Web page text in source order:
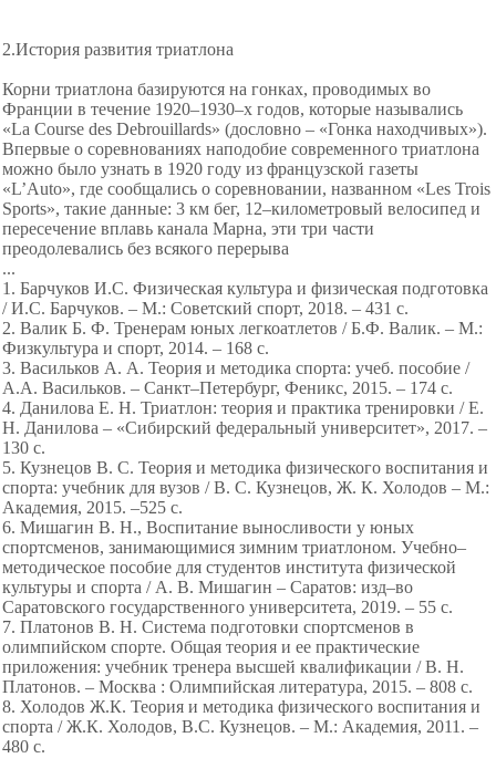
2.История развития триатлона
Корни триатлона базируются на гонках, проводимых во
Франции в течение 1920–1930–х годов, которые назывались
«La Course des Debrouillards» (дословно – «Гонка находчивых»).
Впервые о соревнованиях наподобие современного триатлона
можно было узнать в 1920 году из французской газеты
«L’Auto», где сообщались о соревновании, названном «Les Trois
Sports», такие данные: 3 км бег, 12–километровый велосипед и
пересечение вплавь канала Марна, эти три части
преодолевались без всякого перерыва
...
1. Барчуков И.С. Физическая культура и физическая подготовка
/ И.С. Барчуков. – М.: Советский спорт, 2018. – 431 c.
2. Валик Б. Ф. Тренерам юных легкоатлетов / Б.Ф. Валик. – М.:
Физкультура и спорт, 2014. – 168 с.
3. Васильков А. А. Теория и методика спорта: учеб. пособие /
А.А. Васильков. – Санкт–Петербург, Феникс, 2015. – 174 с.
4. Данилова Е. Н. Триатлон: теория и практика тренировки / Е.
Н. Данилова – «Сибирский федеральный университет», 2017. –
130 с.
5. Кузнецов В. С. Теория и методика физического воспитания и
спорта: учебник для вузов / В. С. Кузнецов, Ж. К. Холодов – М.:
Академия, 2015. –525 с.
6. Мишагин В. Н., Воспитание выносливости у юных
спортсменов, занимающимися зимним триатлоном. Учебно–
методическое пособие для студентов института физической
культуры и спорта / А. В. Мишагин – Саратов: изд–во
Саратовского государственного университета, 2019. – 55 с.
7. Платонов В. Н. Система подготовки спортсменов в
олимпийском спорте. Общая теория и ее практические
приложения: учебник тренера высшей квалификации / В. Н.
Платонов. – Москва : Олимпийская литература, 2015. – 808 с.
8. Холодов Ж.К. Теория и методика физического воспитания и
спорта / Ж.К. Холодов, В.С. Кузнецов. – М.: Академия, 2011. –
480 с.